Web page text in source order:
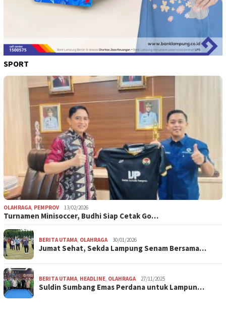
SPORT
OLAHRAGA PEMPROV 13/02/2026
Turnamen Minisoccer, Budhi Siap Cetak Go…
BERITA UTAMA OLAHRAGA 30/01/2026
Jumat Sehat, Sekda Lampung Senam Bersama…
BERITA UTAMA HEADLINE OLAHRAGA 27/11/2025
Suldin Sumbang Emas Perdana untuk Lampun…